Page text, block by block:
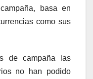
basa en
como sus
de campaña las
no han podido